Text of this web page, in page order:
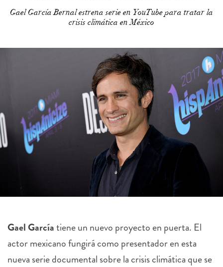
Gael García Bernal estrena serie en YouTube para tratar la
crisis climática en México
Gael Garcíatiene un nuevo proyecto en puerta. El
actor mexicano fungirá como presentador en esta
nueva serie documental sobre la crisis climática que se